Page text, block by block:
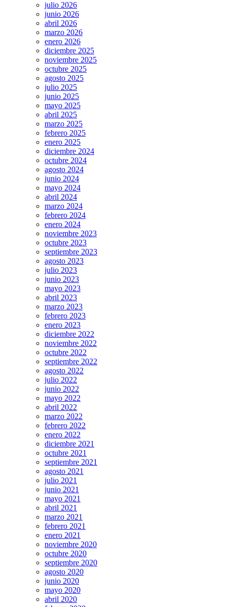
julio 2026
junio 2026
abril 2026
marzo 2026
enero 2026
diciembre 2025
noviembre 2025
octubre 2025
agosto 2025
julio 2025
junio 2025
mayo 2025
abril 2025
marzo 2025
febrero 2025
enero 2025
diciembre 2024
octubre 2024
agosto 2024
junio 2024
mayo 2024
abril 2024
marzo 2024
febrero 2024
enero 2024
noviembre 2023
octubre 2023
septiembre 2023
agosto 2023
julio 2023
junio 2023
mayo 2023
abril 2023
marzo 2023
febrero 2023
enero 2023
diciembre 2022
noviembre 2022
octubre 2022
septiembre 2022
agosto 2022
julio 2022
junio 2022
mayo 2022
abril 2022
marzo 2022
febrero 2022
enero 2022
diciembre 2021
octubre 2021
septiembre 2021
agosto 2021
julio 2021
junio 2021
mayo 2021
abril 2021
marzo 2021
febrero 2021
enero 2021
noviembre 2020
octubre 2020
septiembre 2020
agosto 2020
junio 2020
mayo 2020
abril 2020